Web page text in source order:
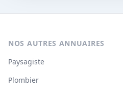
NOS AUTRES ANNUAIRES
Paysagiste
Plombier